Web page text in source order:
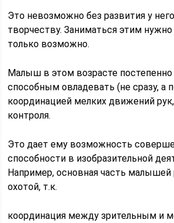
Это невозможно без развития у
творчеству. Заниматься этим нужно
только возможно.
Малыш в этом возрасте постепенно
способным овладевать (не сразу, а
координацией мелких движений
контроля.
Это дает ему возможность
способности в изобразительной
Например, основная часть малышей
охотой, т.к.
координация между зрительным и